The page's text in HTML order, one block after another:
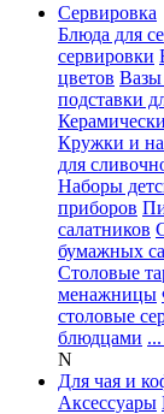
Сервировка
Блюда для
сервировки
цветов
подставки
Кружки и
для
Наборы
приборов
салатников
бумажных
Столовые
менажницы
столовые
блюдцами
N
Для чая и
Аксессуары